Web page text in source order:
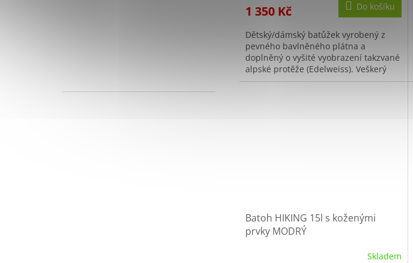
1 350 Kč Do košíku
Dětský/dámský batůžek vyrobený z
pevného bavlněného plátna a
doplněný o vyšité vyobrazení takzvané
alpské protěže (Edelweiss). Veškerý
úložný prostor batohu je uzavíraný
Batoh HIKING 15l s koženými
prvky MODRÝ
Skladem